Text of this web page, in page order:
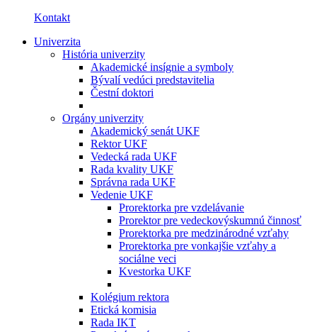
Kontakt
Univerzita
História univerzity
Akademické insígnie a symboly
Bývalí vedúci predstavitelia
Čestní doktori
Orgány univerzity
Akademický senát UKF
Rektor UKF
Vedecká rada UKF
Rada kvality UKF
Správna rada UKF
Vedenie UKF
Prorektorka pre vzdelávanie
Prorektor pre vedeckovýskumnú činnosť
Prorektorka pre medzinárodné vzťahy
Prorektorka pre vonkajšie vzťahy a
sociálne veci
Kvestorka UKF
Kolégium rektora
Etická komisia
Rada IKT